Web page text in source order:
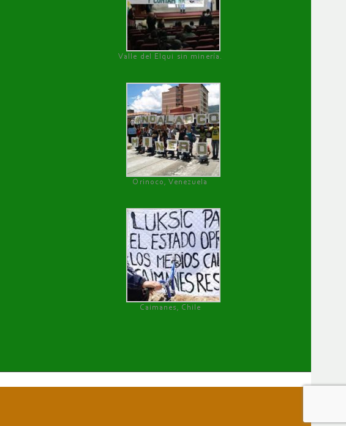
Valle del Elqui sin minería.
Orinoco, Venezuela
Caimanes, Chile